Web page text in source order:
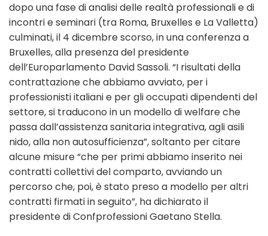
dopo una fase di analisi delle realtà professionali e di
incontri e seminari (tra Roma, Bruxelles e La Valletta)
culminati, il 4 dicembre scorso, in una conferenza a
Bruxelles, alla presenza del presidente
dell’Europarlamento David Sassoli. “I risultati della
contrattazione che abbiamo avviato, per i
professionisti italiani e per gli occupati dipendenti del
settore, si traducono in un modello di welfare che
passa dall’assistenza sanitaria integrativa, agli asili
nido, alla non autosufficienza”, soltanto per citare
alcune misure “che per primi abbiamo inserito nei
contratti collettivi del comparto, avviando un
percorso che, poi, è stato preso a modello per altri
contratti firmati in seguito”, ha dichiarato il
presidente di Confprofessioni Gaetano Stella.